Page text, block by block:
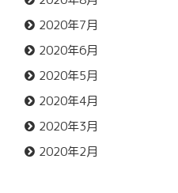
2020年7月
2020年6月
2020年5月
2020年4月
2020年3月
2020年2月